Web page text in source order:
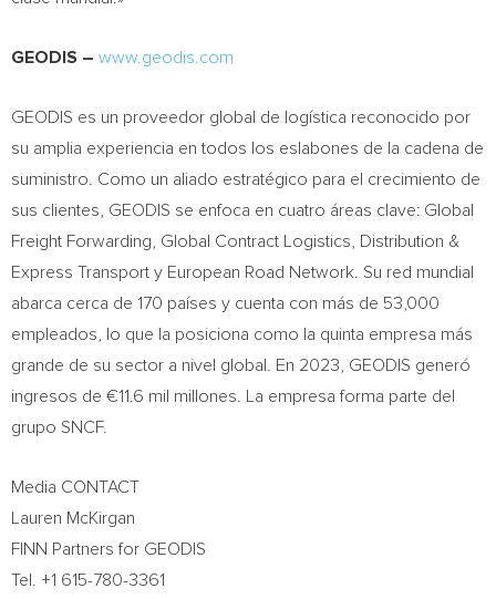
GEODIS – www.geodis.com
GEODIS es un proveedor global de logística reconocido por
su amplia experiencia en todos los eslabones de la cadena de
suministro. Como un aliado estratégico para el crecimiento de
sus clientes, GEODIS se enfoca en cuatro áreas clave: Global
Freight Forwarding, Global Contract Logistics, Distribution &
Express Transport y European Road Network. Su red mundial
abarca cerca de 170 países y cuenta con más de 53,000
empleados, lo que la posiciona como la quinta empresa más
grande de su sector a nivel global. En 2023, GEODIS generó
ingresos de €11.6 mil millones. La empresa forma parte del
grupo SNCF.
Media CONTACT
Lauren McKirgan
FINN Partners for GEODIS
Tel. +1 615-780-3361